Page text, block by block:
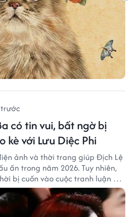
có tin vui, bất ngờ bị
kè với Lưu Diệc Phi
ảnh và thời trang giúp Địch Lệ
ấn trong năm 2026. Tuy nhiên,
bị cuốn vào cuộc tranh luận với
sao không có mâu thuẫn công